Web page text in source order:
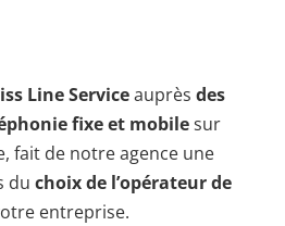
Line Serviceauprèsdes
fixe et mobilesur
fait de notre agence une
duchoix de l’opérateur de
entreprise.